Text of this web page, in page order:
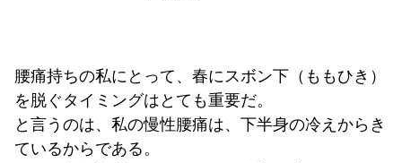
腰痛持ちの私にとって、春にスボン下（ももひき）
を脱ぐタイミングはとても重要だ。
と言うのは、私の慢性腰痛は、下半身の冷えからき
ているからである。